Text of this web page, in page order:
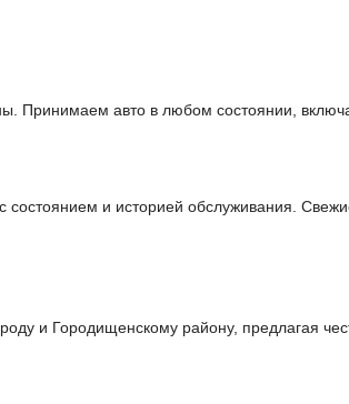
Принимаем авто в любом состоянии,
и историей обслуживания.
и Городищенскому району, предлагая